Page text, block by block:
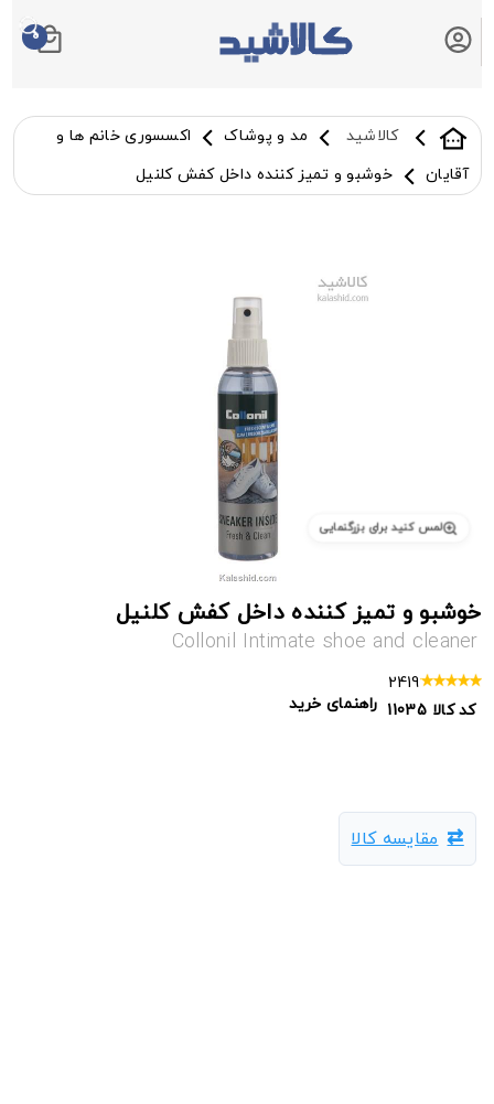
0
کالاشید مد و پوشاک
اکسسوری خانم ها و
آقایان
خوشبو و تمیز کننده داخل کفش کلنیل
لمس کنید برای بزرگنمایی
خوشبو و تمیز کننده داخل کفش کلنیل
Collonil Intimate shoe and cleaner
2419
کد کالا 11035 راهنمای خرید
مقایسه کالا